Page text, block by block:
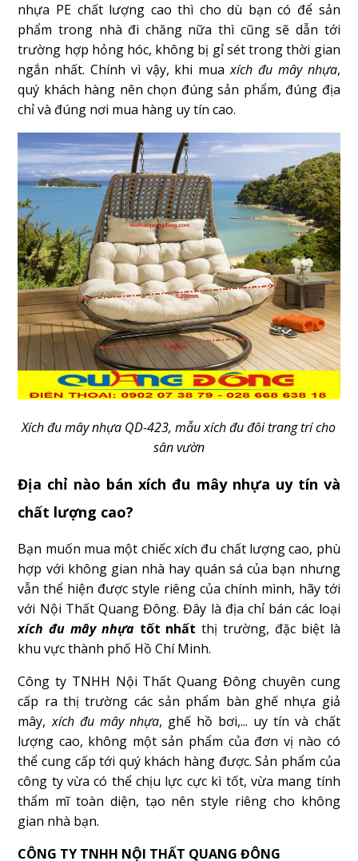
nhựa PE chất lượng cao thì cho dù bạn có để sản
phẩm trong nhà đi chăng nữa thì cũng sẽ dẫn tới
trường hợp hỏng hóc, không bị gỉ sét trong thời gian
ngắn nhất. Chính vì vậy, khi muaxích đu mây nhựa,
quý khách hàng nên chọn đúng sản phẩm, đúng địa
chỉ và đúng nơi mua hàng uy tín cao.
Xích đu mây nhựa QD-423, mẫu xích đu đôi trang trí cho
sân vườn
Địa chỉ nào bán xích đu mây nhựa uy tín và
chất lượng cao?
Bạn muốn mua một chiếc xích đu chất lượng cao, phù
hợp với không gian nhà hay quán sá của bạn nhưng
vẫn thể hiện được style riêng của chính mình, hãy tới
với Nội Thất Quang Đông. Đây là địa chỉ bán các loại
xích đu mây nhựatốt nhất thị trường, đặc biệt là
khu vực thành phố Hồ Chí Minh.
Công ty TNHH Nội Thất Quang Đông chuyên cung
cấp ra thị trường các sản phẩm bàn ghế nhựa giả
mây,xích đu mây nhựa, ghế hồ bơi,... uy tín và chất
lượng cao, không một sản phẩm của đơn vị nào có
thể cung cấp tới quý khách hàng được. Sản phẩm của
công ty vừa có thể chịu lực cực kì tốt, vừa mang tính
thẩm mĩ toàn diện, tạo nên style riêng cho không
gian nhà bạn.
CÔNG TY TNHH NỘI THẤT QUANG ĐÔNG